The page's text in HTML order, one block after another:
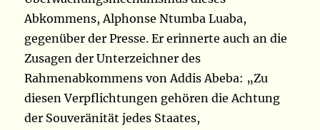
Abkommens, Alphonse Ntumba Luaba,
gegenüber der Presse. Er erinnerte auch an die
Zusagen der Unterzeichner des
Rahmenabkommens von Addis Abeba: „Zu
diesen Verpflichtungen gehören die Achtung
der Souveränität jedes Staates,